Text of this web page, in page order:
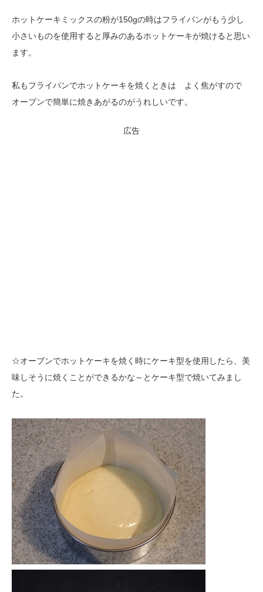
ホットケーキミックスの粉が150gの時はフライパンがもう少し
小さいものを使用すると厚みのあるホットケーキが焼けると思い
ます。
私もフライパンでホットケーキを焼くときは よく焦がすので
オーブンで簡単に焼きあがるのがうれしいです。
広告
☆オーブンでホットケーキを焼く時にケーキ型を使用したら、美
味しそうに焼くことができるかな～とケーキ型で焼いてみまし
た。